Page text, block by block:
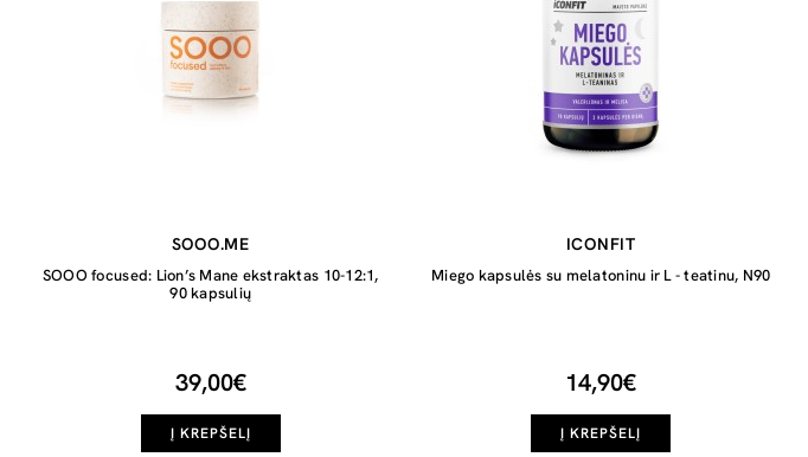
SOOO.ME
SOOO focused: Lion’s Mane ekstraktas 10-12:1,
90 kapsulių
39,00€
Į KREPŠELĮ
ICONFIT
Miego kapsulės su melatoninu ir L - teatinu, N90
14,90€
Į KREPŠELĮ